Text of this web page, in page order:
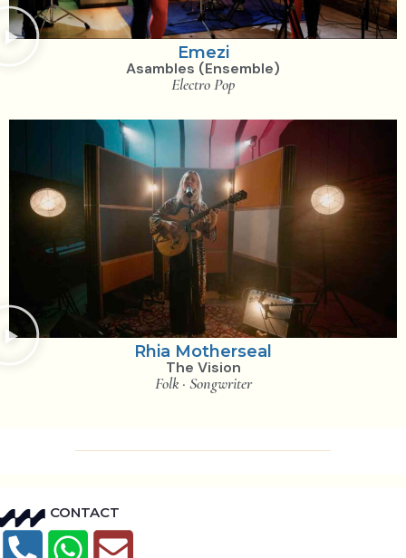
Emezi
Asambles (Ensemble)
Electro Pop
Rhia Motherseal
The Vision
Folk · Songwriter
CONTACT